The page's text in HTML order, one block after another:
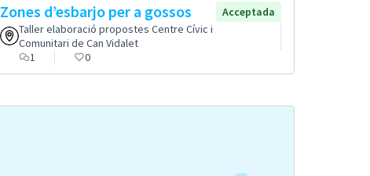
Zones d’esbarjo per a gossos
Acceptada
Taller elaboració propostes Centre Cívic i
Comunitari de Can Vidalet
1
0